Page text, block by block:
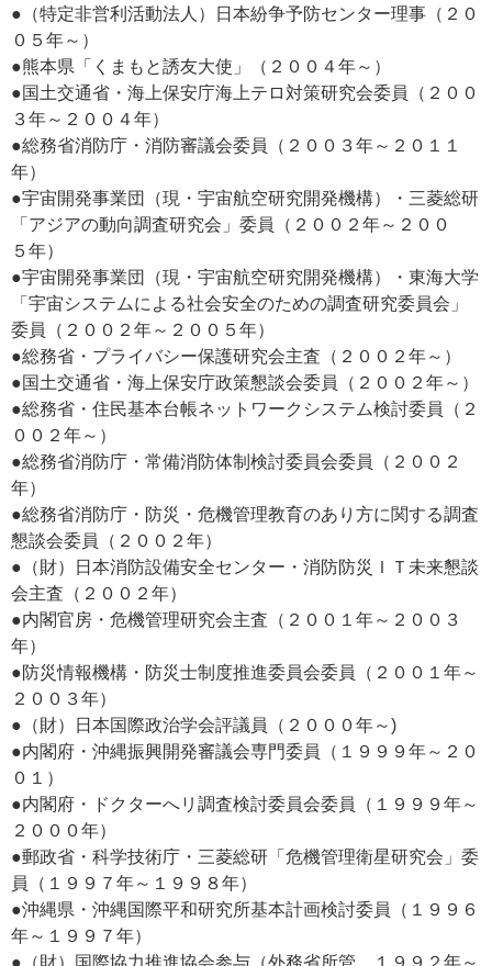
●（特定非営利活動法人）日本紛争予防センター理事（２０
０５年～）
●熊本県「くまもと誘友大使」（２００４年～）
●国土交通省・海上保安庁海上テロ対策研究会委員（２００
３年～２００４年）
●総務省消防庁・消防審議会委員（２００３年～２０１１
年）
●宇宙開発事業団（現・宇宙航空研究開発機構）・三菱総研
「アジアの動向調査研究会」委員（２００２年～２００
５年）
●宇宙開発事業団（現・宇宙航空研究開発機構）・東海大学
「宇宙システムによる社会安全のための調査研究委員会」
委員（２００２年～２００５年）
●総務省・プライバシー保護研究会主査（２００２年～）
●国土交通省・海上保安庁政策懇談会委員（２００２年～）
●総務省・住民基本台帳ネットワークシステム検討委員（２
００２年～）
●総務省消防庁・常備消防体制検討委員会委員（２００２
年）
●総務省消防庁・防災・危機管理教育のあり方に関する調査
懇談会委員（２００２年）
●（財）日本消防設備安全センター・消防防災ＩＴ未来懇談
会主査（２００２年）
●内閣官房・危機管理研究会主査（２００１年～２００３
年）
●防災情報機構・防災士制度推進委員会委員（２００１年～
２００３年）
●（財）日本国際政治学会評議員（２０００年～)
●内閣府・沖縄振興開発審議会専門委員（１９９９年～２０
０１）
●内閣府・ドクターへリ調査検討委員会委員（１９９９年～
２０００年）
●郵政省・科学技術庁・三菱総研「危機管理衛星研究会」委
員（１９９７年～１９９８年）
●沖縄県・沖縄国際平和研究所基本計画検討委員（１９９６
年～１９９７年）